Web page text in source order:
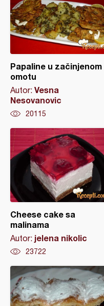
Papaline u začinjenom
omotu
Autor: Vesna
Nesovanovic
20115
Cheese cake sa
malinama
Autor: jelena nikolic
23722